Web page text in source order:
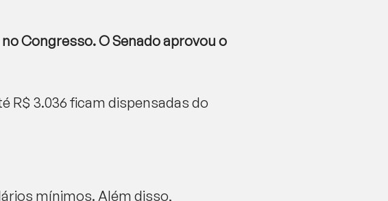
Congresso. O Senado aprovou o
R$ 3.036 ficam dispensadas do
mínimos. Além disso,